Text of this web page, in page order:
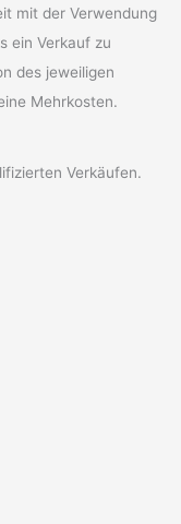
mit der Verwendung
ein Verkauf zu
des jeweiligen
Mehrkosten.
Verkäufen.